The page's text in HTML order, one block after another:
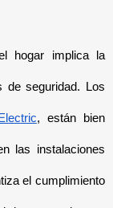
hogar implica la
de seguridad. Los
, están bien
las instalaciones
el cumplimiento